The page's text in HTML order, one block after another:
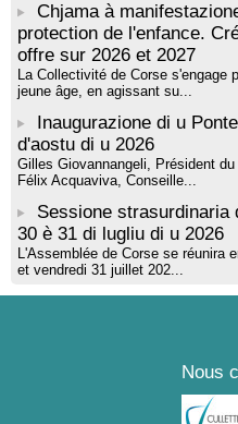
Chjama à
protection de l'enfance.
offre sur 2026 et 2027
La Collectivité de Corse s'engage
jeune âge, en agissant su...
Inaugurazione di u
d'aostu di u 2026
Gilles Giovannangeli, Président
Félix Acquaviva, Conseille...
Sessione strasurdinaria
30 è 31 di lugliu di u 2026
L'Assemblée de Corse se réunira
et vendredi 31 juillet 202...
Nous